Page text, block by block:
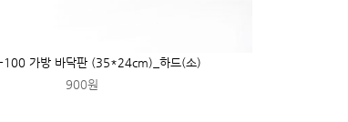
100 가방 바닥판 (35*24cm)_하드(소)
900원